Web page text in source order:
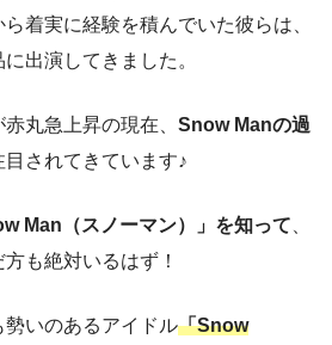
着実に経験を積んでいた彼らは、
出演してきました。
丸急上昇の現在、 Snow Manの過
目されてきています♪
Man（スノーマン）」を知って
も絶対いるはず！
いのあるアイドル「Snow